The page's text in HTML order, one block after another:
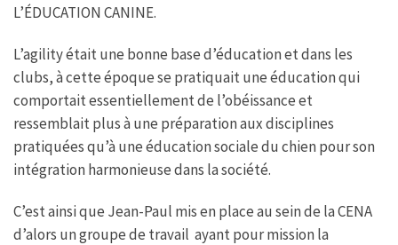
L’ÉDUCATION CANINE.
L’agility était une bonne base d’éducation et dans les
clubs, à cette époque se pratiquait une éducation qui
comportait essentiellement de l’obéissance et
ressemblait plus à une préparation aux disciplines
pratiquées qu’à une éducation sociale du chien pour son
intégration harmonieuse dans la société.
C’est ainsi que Jean-Paul mis en place au sein de la CENA
d’alors un groupe de travail ayant pour mission la